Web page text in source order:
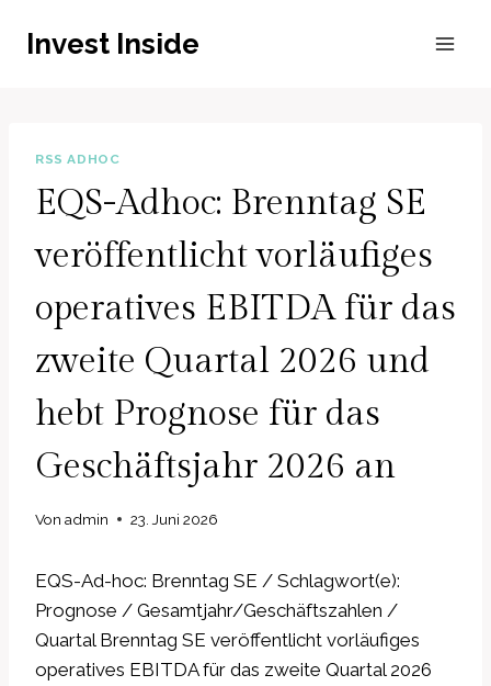
InhaltInvest Inside
RSS ADHOC
EQS-Adhoc: Brenntag SE
veröffentlicht vorläufiges
operatives EBITDA für das
zweite Quartal 2026 und
hebt Prognose für das
Geschäftsjahr 2026 an
Von admin 23. Juni 2026
EQS-Ad-hoc: Brenntag SE / Schlagwort(e):
Prognose / Gesamtjahr/Geschäftszahlen /
Quartal Brenntag SE veröffentlicht vorläufiges
operatives EBITDA für das zweite Quartal 2026